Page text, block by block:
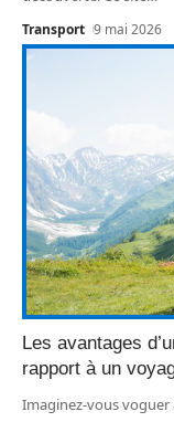
Transport 9 mai 2026
Les avantages
rapport à un
Imaginez-vous voguer